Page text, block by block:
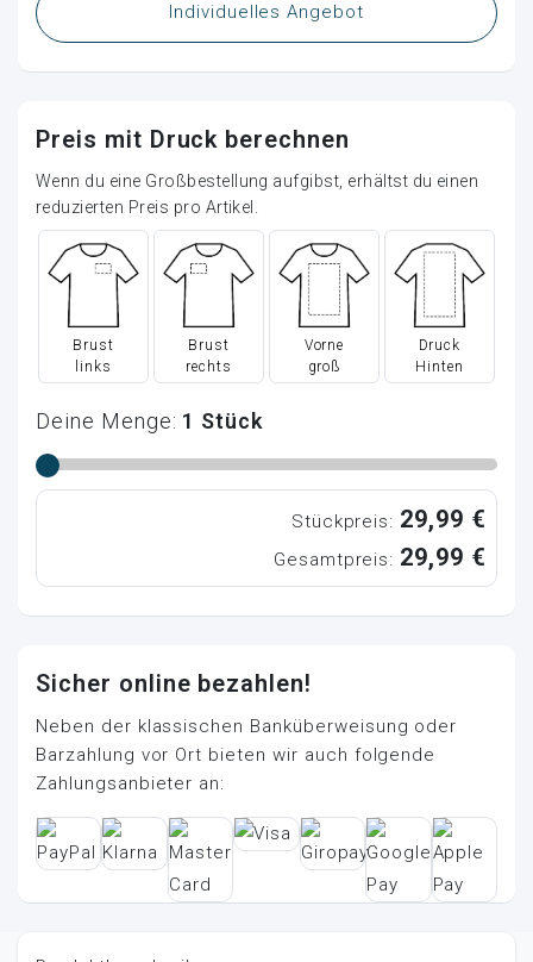
Individuelles Angebot
Preis mit Druck berechnen
Wenn du eine Großbestellung aufgibst, erhältst du einen
reduzierten Preis pro Artikel.
Brust
links
Brust
rechts
Vorne
groß
Druck
Hinten
Deine Menge: 1 Stück
Stückpreis: 29,99 €
Gesamtpreis: 29,99 €
Sicher online bezahlen!
Neben der klassischen Banküberweisung oder
Barzahlung vor Ort bieten wir auch folgende
Zahlungsanbieter an: